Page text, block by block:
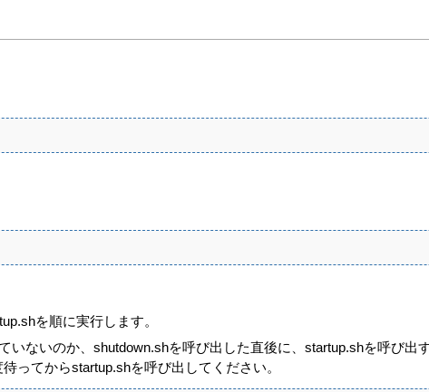
を順に実行します。
ないのか、shutdown.shを呼び出した直後に、startup.shを呼び出
ってからstartup.shを呼び出してください。